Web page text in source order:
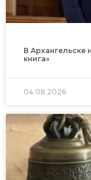
В Архангельске
книга»
04.08.2026